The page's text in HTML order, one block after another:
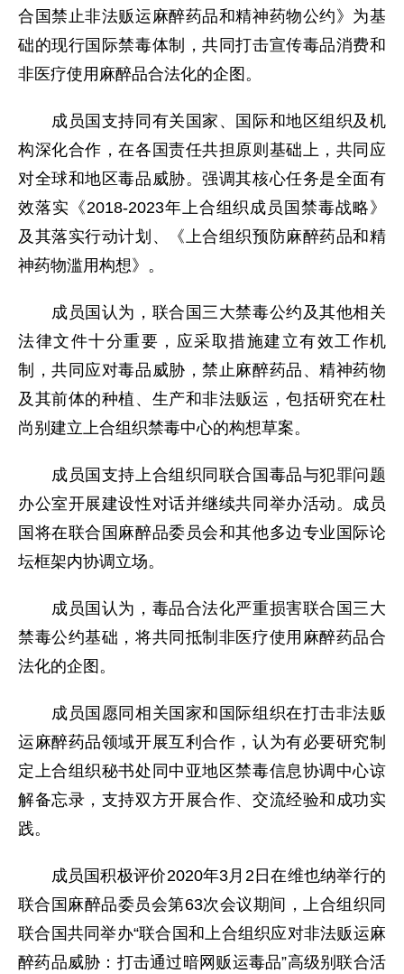
合国禁止非法贩运麻醉药品和精神药物公约》为基
础的现行国际禁毒体制，共同打击宣传毒品消费和
非医疗使用麻醉品合法化的企图。
成员国支持同有关国家、国际和地区组织及机
构深化合作，在各国责任共担原则基础上，共同应
对全球和地区毒品威胁。强调其核心任务是全面有
效落实《2018-2023年上合组织成员国禁毒战略》
及其落实行动计划、《上合组织预防麻醉药品和精
神药物滥用构想》。
成员国认为，联合国三大禁毒公约及其他相关
法律文件十分重要，应采取措施建立有效工作机
制，共同应对毒品威胁，禁止麻醉药品、精神药物
及其前体的种植、生产和非法贩运，包括研究在杜
尚别建立上合组织禁毒中心的构想草案。
成员国支持上合组织同联合国毒品与犯罪问题
办公室开展建设性对话并继续共同举办活动。成员
国将在联合国麻醉品委员会和其他多边专业国际论
坛框架内协调立场。
成员国认为，毒品合法化严重损害联合国三大
禁毒公约基础，将共同抵制非医疗使用麻醉药品合
法化的企图。
成员国愿同相关国家和国际组织在打击非法贩
运麻醉药品领域开展互利合作，认为有必要研究制
定上合组织秘书处同中亚地区禁毒信息协调中心谅
解备忘录，支持双方开展合作、交流经验和成功实
践。
成员国积极评价2020年3月2日在维也纳举行的
联合国麻醉品委员会第63次会议期间，上合组织同
联合国共同举办“联合国和上合组织应对非法贩运麻
醉药品威胁：打击通过暗网贩运毒品”高级别联合活